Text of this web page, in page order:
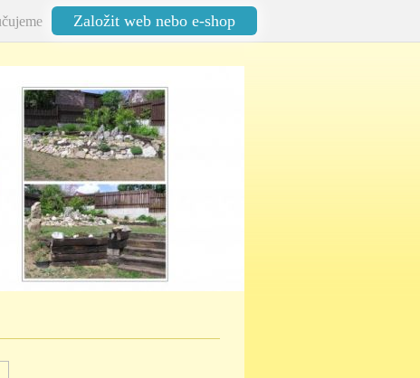
Založit web nebo e-shop